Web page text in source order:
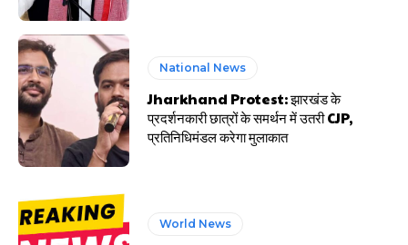
National News
Jharkhand Protest: झारखंड के
प्रदर्शनकारी छात्रों के समर्थन में उतरी CJP,
प्रतिनिधिमंडल करेगा मुलाकात
World News